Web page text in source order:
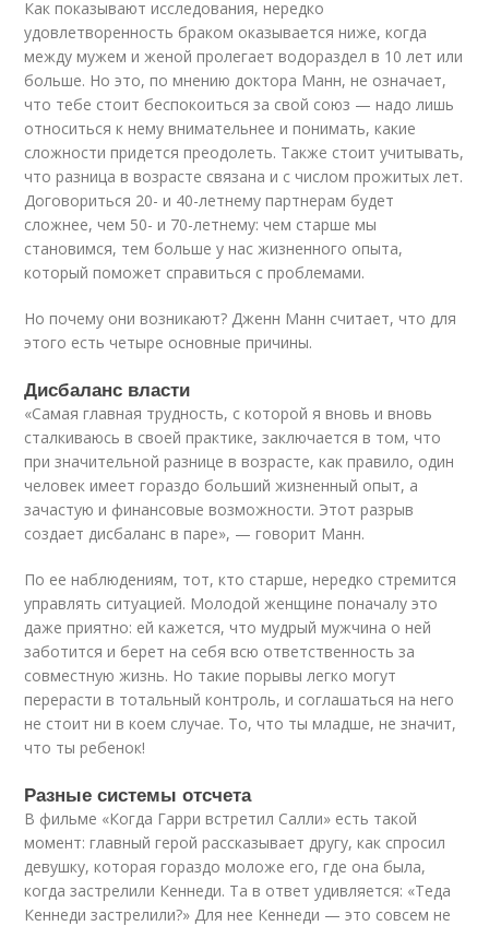
Как показывают исследования, нередко
удовлетворенность браком оказывается ниже, когда
между мужем и женой пролегает водораздел в 10 лет или
больше. Но это, по мнению доктора Манн, не означает,
что тебе стоит беспокоиться за свой союз — надо лишь
относиться к нему внимательнее и понимать, какие
сложности придется преодолеть. Также стоит учитывать,
что разница в возрасте связана и с числом прожитых лет.
Договориться 20- и 40-летнему партнерам будет
сложнее, чем 50- и 70-летнему: чем старше мы
становимся, тем больше у нас жизненного опыта,
который поможет справиться с проблемами.
Но почему они возникают? Дженн Манн считает, что для
этого есть четыре основные причины.
Дисбаланс власти
«Самая главная трудность, с которой я вновь и вновь
сталкиваюсь в своей практике, заключается в том, что
при значительной разнице в возрасте, как правило, один
человек имеет гораздо больший жизненный опыт, а
зачастую и финансовые возможности. Этот разрыв
создает дисбаланс в паре», — говорит Манн.
По ее наблюдениям, тот, кто старше, нередко стремится
управлять ситуацией. Молодой женщине поначалу это
даже приятно: ей кажется, что мудрый мужчина о ней
заботится и берет на себя всю ответственность за
совместную жизнь. Но такие порывы легко могут
перерасти в тотальный контроль, и соглашаться на него
не стоит ни в коем случае. То, что ты младше, не значит,
что ты ребенок!
Разные системы отсчета
В фильме «Когда Гарри встретил Салли» есть такой
момент: главный герой рассказывает другу, как спросил
девушку, которая гораздо моложе его, где она была,
когда застрелили Кеннеди. Та в ответ удивляется: «Теда
Кеннеди застрелили?» Для нее Кеннеди — это совсем не